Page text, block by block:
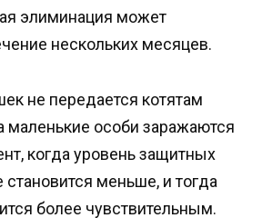
элиминация может
нескольких месяцев.
не передается котятам
маленькие особи заражаются
когда уровень защитных
становится меньше, и тогда
более чувствительным.